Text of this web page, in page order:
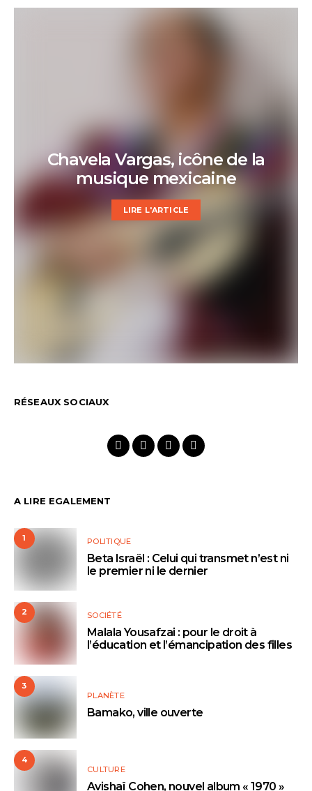
Chavela Vargas, icône de la
musique mexicaine
LIRE L'ARTICLE
RÉSEAUX SOCIAUX
A LIRE EGALEMENT
1 POLITIQUE
Beta Israël : Celui qui transmet n’est ni
le premier ni le dernier
2 SOCIÉTÉ
Malala Yousafzai : pour le droit à
l’éducation et l’émancipation des filles
3
PLANÈTE
Bamako, ville ouverte
4
CULTURE
Avishaï Cohen, nouvel album « 1970 »